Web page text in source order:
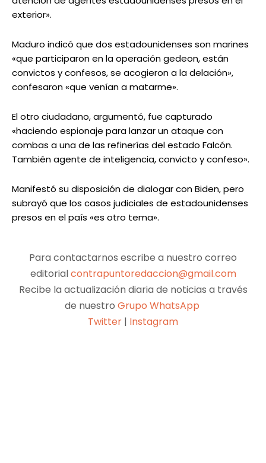
exterior».
Maduro indicó que dos estadounidenses son marines
«que participaron en la operación gedeon, están
convictos y confesos, se acogieron a la delación»,
confesaron «que venían a matarme».
El otro ciudadano, argumentó, fue capturado
«haciendo espionaje para lanzar un ataque con
combas a una de las refinerías del estado Falcón.
También agente de inteligencia, convicto y confeso».
Manifestó su disposición de dialogar con Biden, pero
subrayó que los casos judiciales de estadounidenses
presos en el país «es otro tema».
Para contactarnos escribe a nuestro correo
editorialcontrapuntoredaccion@gmail.com
Recibe la actualización diaria de noticias a través
de nuestro Grupo WhatsApp
Twitter | Instagram